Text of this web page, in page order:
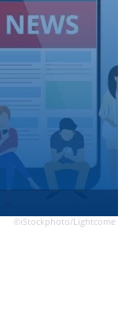
©iStockphoto/Lightcome